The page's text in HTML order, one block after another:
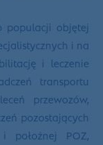
populacji objętej
i na
i leczenie
transportu
przewozów,
pozostających
położnej POZ,